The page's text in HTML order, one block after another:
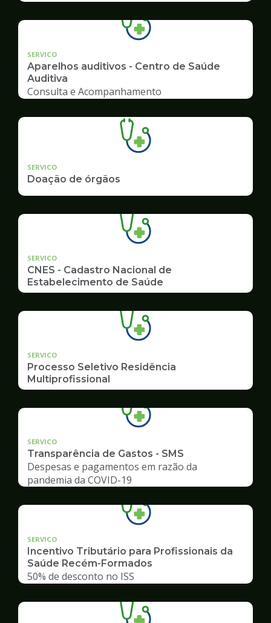
SERVICO
Aparelhos auditivos - Centro de Saúde
Auditiva
Consulta e Acompanhamento
SERVICO
Doação de órgãos
SERVICO
CNES - Cadastro Nacional de
Estabelecimento de Saúde
SERVICO
Processo Seletivo Residência
Multiprofissional
SERVICO
Transparência de Gastos - SMS
Despesas e pagamentos em razão da
pandemia da COVID-19
SERVICO
Incentivo Tributário para Profissionais da
Saúde Recém-Formados
50% de desconto no ISS